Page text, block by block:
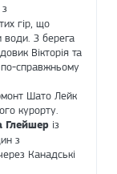
гір, що
води. З берега
Вікторія та
справжньому
Шато Лейк
курорту.
Глейшер із
з
Канадські